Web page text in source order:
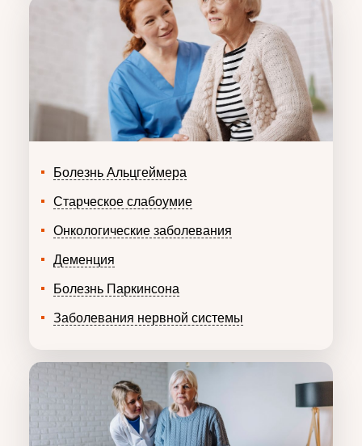
Болезнь Альцгеймера
Старческое слабоумие
Онкологические заболевания
Деменция
Болезнь Паркинсона
Заболевания нервной системы